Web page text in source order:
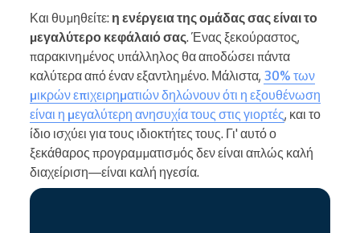
Και θυμηθείτε: η ενέργεια της ομάδας σας είναι το
μεγαλύτερο κεφάλαιό σας. Ένας ξεκούραστος,
παρακινημένος υπάλληλος θα αποδώσει πάντα
καλύτερα από έναν εξαντλημένο. Μάλιστα, 30% των
μικρών επιχειρηματιών δηλώνουν ότι η εξουθένωση
είναι η μεγαλύτερη ανησυχία τους στις γιορτές, και το
ίδιο ισχύει για τους ιδιοκτήτες τους. Γι' αυτό ο
ξεκάθαρος προγραμματισμός δεν είναι απλώς καλή
διαχείριση—είναι καλή ηγεσία.